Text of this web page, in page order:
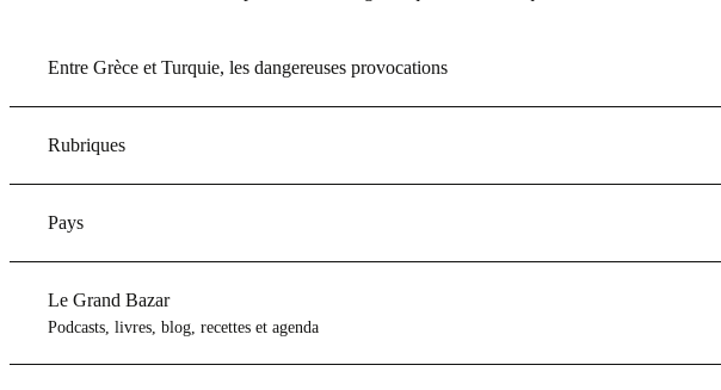
Entre Grèce et Turquie, les dangereuses provocations
Rubriques
Pays
Le Grand Bazar
Podcasts, livres, blog, recettes et agenda